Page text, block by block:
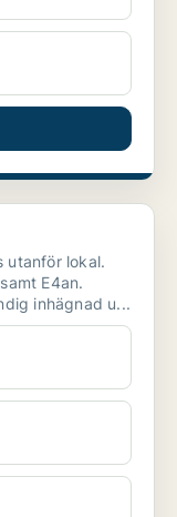
utanför lokal.
E4an.
inhägnad u...